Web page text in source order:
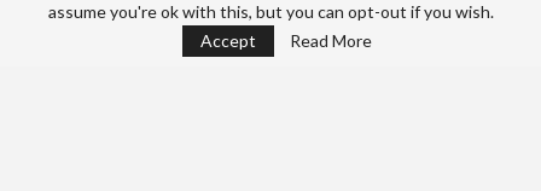
Home About Advertise
Career
Send News & Video’s
Contact
Privacy Policy
assume you're ok with this, but you can opt-out if you wish.
Accept
Read More